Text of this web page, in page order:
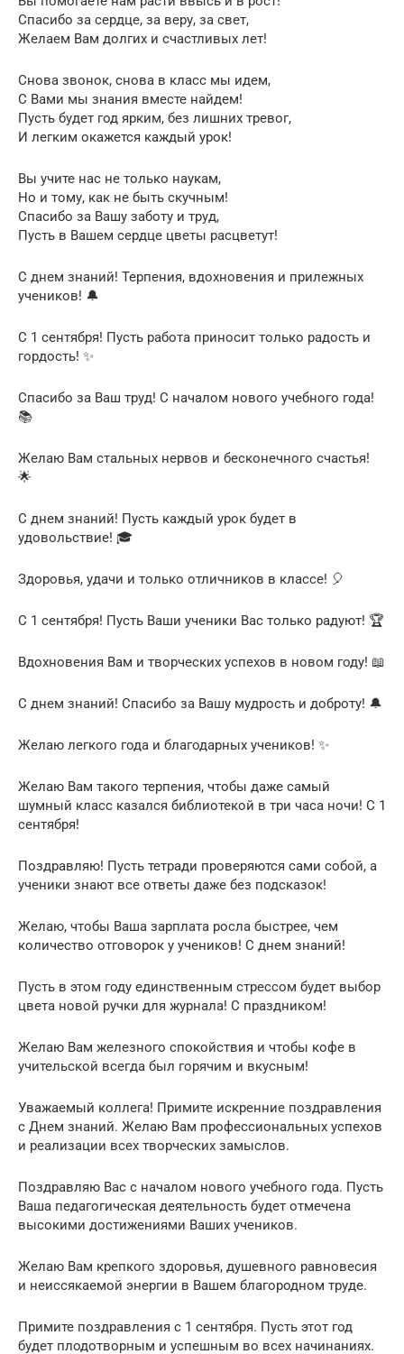
Спасибо за сердце, за веру, за свет,
Желаем Вам долгих и счастливых лет!
Снова звонок, снова в класс мы идем,
С Вами мы знания вместе найдем!
Пусть будет год ярким, без лишних тревог,
И легким окажется каждый урок!
Вы учите нас не только наукам,
Но и тому, как не быть скучным!
Спасибо за Вашу заботу и труд,
Пусть в Вашем сердце цветы расцветут!
С днем знаний! Терпения, вдохновения и прилежных
учеников! 🔔
С 1 сентября! Пусть работа приносит только радость и
гордость! ✨
Спасибо за Ваш труд! С началом нового учебного года!
📚
Желаю Вам стальных нервов и бесконечного счастья!
🌟
С днем знаний! Пусть каждый урок будет в
удовольствие! 🎓
Здоровья, удачи и только отличников в классе! 🎈
С 1 сентября! Пусть Ваши ученики Вас только радуют! 🏆
Вдохновения Вам и творческих успехов в новом году! 📖
С днем знаний! Спасибо за Вашу мудрость и доброту! 🔔
Желаю легкого года и благодарных учеников! ✨
Желаю Вам такого терпения, чтобы даже самый
шумный класс казался библиотекой в три часа ночи! С 1
сентября!
Поздравляю! Пусть тетради проверяются сами собой, а
ученики знают все ответы даже без подсказок!
Желаю, чтобы Ваша зарплата росла быстрее, чем
количество отговорок у учеников! С днем знаний!
Пусть в этом году единственным стрессом будет выбор
цвета новой ручки для журнала! С праздником!
Желаю Вам железного спокойствия и чтобы кофе в
учительской всегда был горячим и вкусным!
Уважаемый коллега! Примите искренние поздравления
с Днем знаний. Желаю Вам профессиональных успехов
и реализации всех творческих замыслов.
Поздравляю Вас с началом нового учебного года. Пусть
Ваша педагогическая деятельность будет отмечена
высокими достижениями Ваших учеников.
Желаю Вам крепкого здоровья, душевного равновесия
и неиссякаемой энергии в Вашем благородном труде.
Примите поздравления с 1 сентября. Пусть этот год
будет плодотворным и успешным во всех начинаниях.